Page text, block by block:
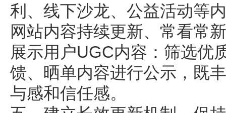
利、线下沙龙、公益活动等
网站内容持续更新、常看常
展示用户UGC内容：筛选优
馈、晒单内容进行公示，既
与感和信任感。